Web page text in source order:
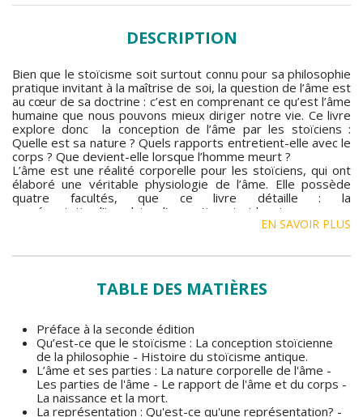
DESCRIPTION
Bien que le stoïcisme soit surtout connu pour sa philosophie
pratique invitant à la maîtrise de soi, la question de l’âme est
au cœur de sa doctrine : c’est en comprenant ce qu’est l’âme
humaine que nous pouvons mieux diriger notre vie. Ce livre
explore donc la conception de l’âme par les stoïciens :
Quelle est sa nature ? Quels rapports entretient-elle avec le
corps ? Que devient-elle lorsque l’homme meurt ?
L’âme est une réalité corporelle pour les stoïciens, qui ont
élaboré une véritable physiologie de l’âme. Elle possède
quatre facultés, que ce livre détaille : la
représentation,l’impulsion, l’assentiment et la raison.
La philosophie stoïcienne conduit à l’affirmation du libre
soi et des lois de l’univers.
EN SAVOIR PLUS
TABLE DES MATIÈRES
Préface à la seconde édition
Qu’est-ce que le stoïcisme : La conception stoïcienne
de la philosophie - Histoire du stoïcisme antique.
L’âme et ses parties : La nature corporelle de l'âme -
Les parties de l'âme - Le rapport de l'âme et du corps -
La naissance et la mort.
La représentation : Qu'est-ce qu'une représentation? -